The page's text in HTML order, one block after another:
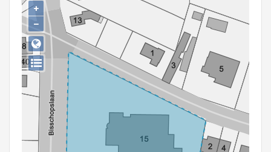
Aanmelden
+
−